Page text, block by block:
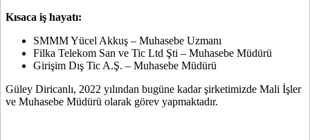
Kısaca iş hayatı:
SMMM Yücel Akkuş – Muhasebe Uzmanı
Filka Telekom San ve Tic Ltd Şti – Muhasebe Müdürü
Girişim Dış Tic A.Ş. – Muhasebe Müdürü
Güley Diricanlı, 2022 yılından bugüne kadar şirketimizde Mali İşler
ve Muhasebe Müdürü olarak görev yapmaktadır.